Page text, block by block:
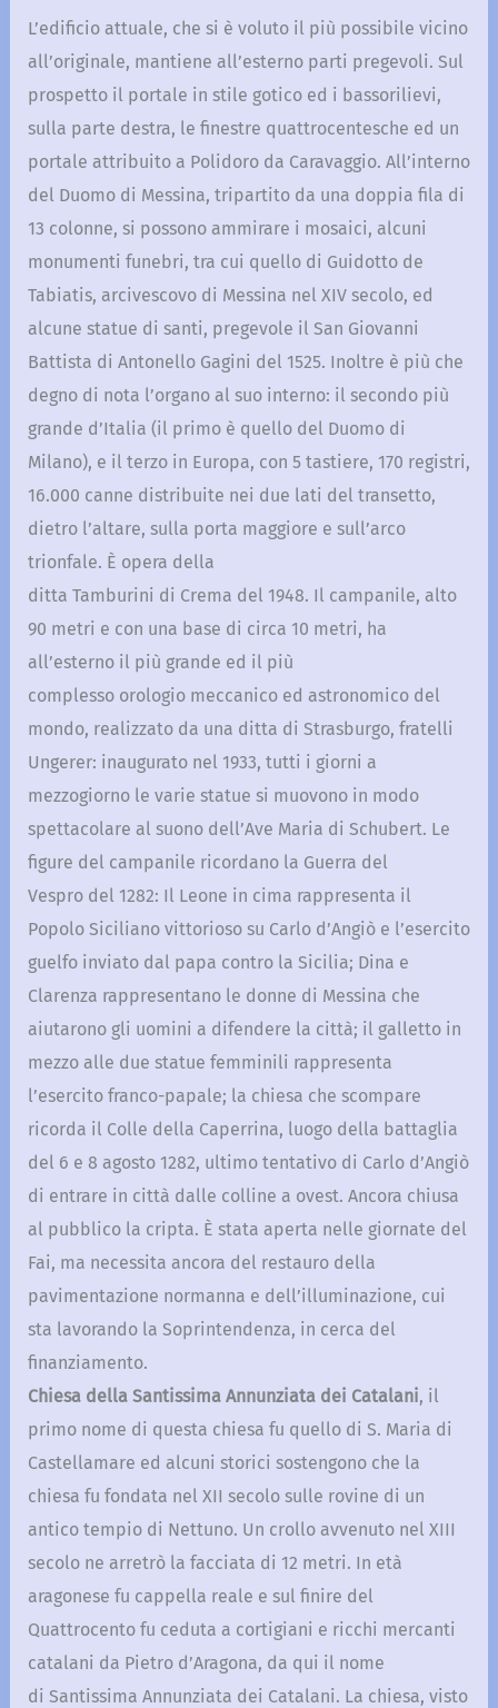
L’edificio attuale, che si è voluto il più possibile vicino
all’originale, mantiene all’esterno parti pregevoli. Sul
prospetto il portale in stile gotico ed i bassorilievi,
sulla parte destra, le finestre quattrocentesche ed un
portale attribuito a Polidoro da Caravaggio. All’interno
del Duomo di Messina, tripartito da una doppia fila di
13 colonne, si possono ammirare i mosaici, alcuni
monumenti funebri, tra cui quello di Guidotto de
Tabiatis, arcivescovo di Messina nel XIV secolo, ed
alcune statue di santi, pregevole il San Giovanni
Battista di Antonello Gagini del 1525. Inoltre è più che
degno di nota l’organo al suo interno: il secondo più
grande d’Italia (il primo è quello del Duomo di
Milano), e il terzo in Europa, con 5 tastiere, 170 registri,
16.000 canne distribuite nei due lati del transetto,
dietro l’altare, sulla porta maggiore e sull’arco
trionfale. È opera della
ditta Tamburini di Crema del 1948. Il campanile, alto
90 metri e con una base di circa 10 metri, ha
all’esterno il più grande ed il più
complesso orologio meccanico ed astronomico del
mondo, realizzato da una ditta di Strasburgo, fratelli
Ungerer: inaugurato nel 1933, tutti i giorni a
mezzogiorno le varie statue si muovono in modo
spettacolare al suono dell’Ave Maria di Schubert. Le
figure del campanile ricordano la Guerra del
Vespro del 1282: Il Leone in cima rappresenta il
Popolo Siciliano vittorioso su Carlo d’Angiò e l’esercito
guelfo inviato dal papa contro la Sicilia; Dina e
Clarenza rappresentano le donne di Messina che
aiutarono gli uomini a difendere la città; il galletto in
mezzo alle due statue femminili rappresenta
l’esercito franco-papale; la chiesa che scompare
ricorda il Colle della Caperrina, luogo della battaglia
del 6 e 8 agosto 1282, ultimo tentativo di Carlo d’Angiò
di entrare in città dalle colline a ovest. Ancora chiusa
al pubblico la cripta. È stata aperta nelle giornate del
Fai, ma necessita ancora del restauro della
pavimentazione normanna e dell’illuminazione, cui
sta lavorando la Soprintendenza, in cerca del
finanziamento.
Chiesa della Santissima Annunziata dei Catalani, il
primo nome di questa chiesa fu quello di S. Maria di
Castellamare ed alcuni storici sostengono che la
chiesa fu fondata nel XII secolo sulle rovine di un
antico tempio di Nettuno. Un crollo avvenuto nel XIII
secolo ne arretrò la facciata di 12 metri. In età
aragonese fu cappella reale e sul finire del
Quattrocento fu ceduta a cortigiani e ricchi mercanti
catalani da Pietro d’Aragona, da qui il nome
di Santissima Annunziata dei Catalani. La chiesa, visto